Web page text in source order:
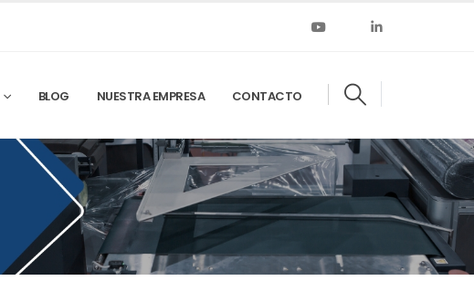
BLOG NUESTRA EMPRESA CONTACTO